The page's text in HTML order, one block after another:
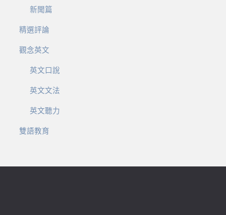
新聞篇
精選評論
觀念英文
英文口說
英文文法
英文聽力
雙語教育